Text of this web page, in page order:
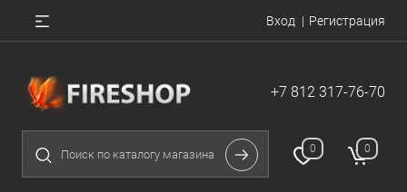
Вход Регистрация
+7 812 317-76-70
0 0